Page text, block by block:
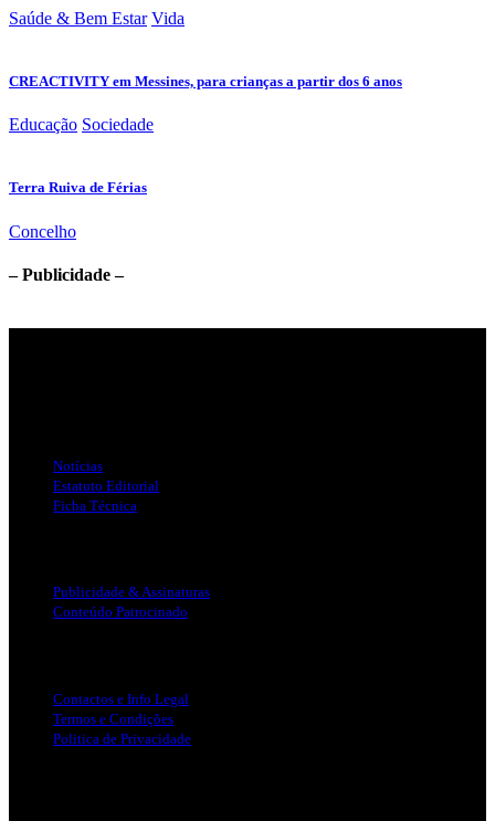
Saúde & Bem Estar Vida
CREACTIVITY em Messines, para crianças a partir dos 6 anos
Educação Sociedade
Terra Ruiva de Férias
Concelho
– Publicidade –
Notícias
Estatuto Editorial
Ficha Técnica
Publicidade & Assinaturas
Conteúdo Patrocinado
Contactos e Info Legal
Termos e Condições
Politica de Privacidade